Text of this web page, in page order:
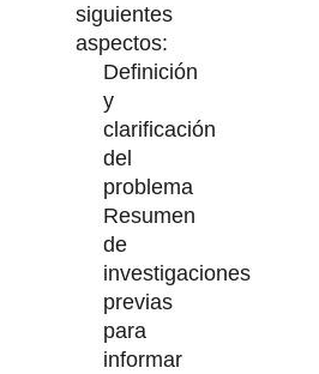
siguientes
aspectos:
Definición
y
clarificación
del
problema
Resumen
de
investigaciones
previas
para
informar